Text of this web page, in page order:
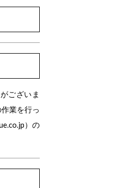
ございま
業を行っ
）の